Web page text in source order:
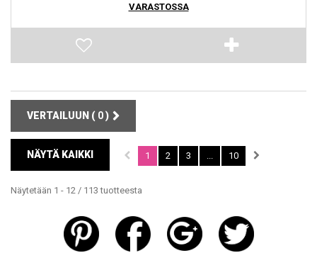
VARASTOSSA
VERTAILUUN ( 0)
NÄYTÄ KAIKKI 1 2 3 10
Näytetään 1 - 12 / 113 tuotteesta